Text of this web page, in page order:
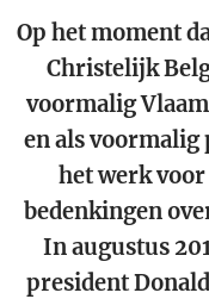
Op het moment
Christelijk
voormalig
en als voormalig
het werk voor
bedenkingen
In augustus
president